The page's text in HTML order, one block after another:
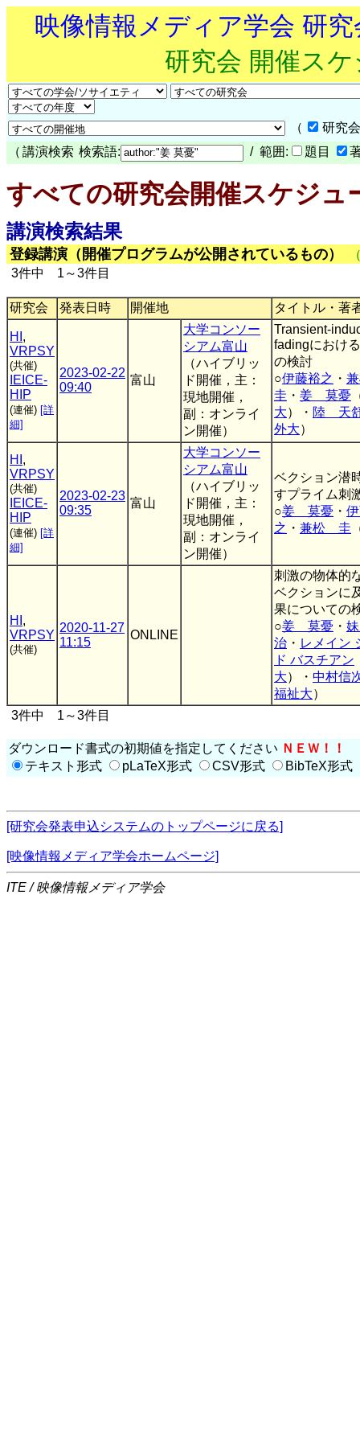
映像情報メディア学会 研
研究会 開催ス
（
研究
（ 講演検索 検索語: / 範囲: 題目
すべての研究会開催スケジュ
講演検索結果
登録講演（開催プログラムが公開されているもの）
3件中 1～3件目
研究会 発表日時 開催地 タイトル・著
HI ,
VRPSY
(共催)
IEICE-
HIP
(連催) [詳
細]
2023-02-22
09:40
富山
大学コンソー
シアム富山
（ハイブリッ
ド開催，主：
現地開催，
副：オンライ
ン開催）
Transient-
fadingにおけ
の検討
○伊藤裕之 ・
圭 ・ 姜 莫憂
大）・ 陸 天
外大）
HI ,
VRPSY
(共催)
IEICE-
HIP
(連催) [詳
細]
2023-02-23
09:35
富山
大学コンソー
シアム富山
（ハイブリッ
ド開催，主：
現地開催，
副：オンライ
ン開催）
ベクション潜
すプライム刺
○姜 莫憂 ・
之 ・ 兼松 圭
HI ,
VRPSY
(共催)
2020-11-27
11:15
ONLINE
刺激の物体的
ベクションに
果についての
○姜 莫憂 ・
治 ・ レメイン
ド バスチアン
大）・ 中村信
福祉大）
3件中 1～3件目
ダウンロード書式の初期値を指定してください ＮＥＷ！！
テキスト形式
pLaTeX形式 CSV形式 BibTeX形式
[研究会発表申込システムのトップページに戻る]
[映像情報メディア学会ホームページ]
ITE / 映像情報メディア学会